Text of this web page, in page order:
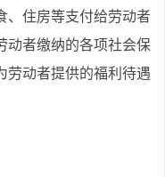
、住房等支付给劳动者
动者缴纳的各项社会保
劳动者提供的福利待遇